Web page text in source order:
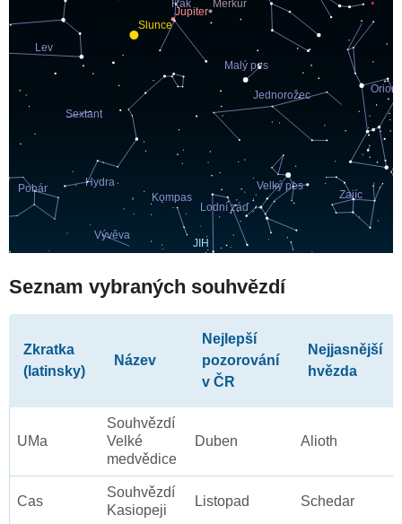
Seznam vybraných souhvězdí
Zkratka
(latinsky)
Název
Nejlepší
pozorování
v ČR
Nejjasnější
hvězda
UMa
Souhvězdí
Velké
medvědice
Duben Alioth
Cas
Souhvězdí
Kasiopeji
Listopad Schedar